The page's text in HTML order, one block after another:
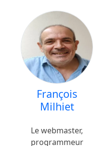
François
Milhiet
Le webmaster,
programmeur